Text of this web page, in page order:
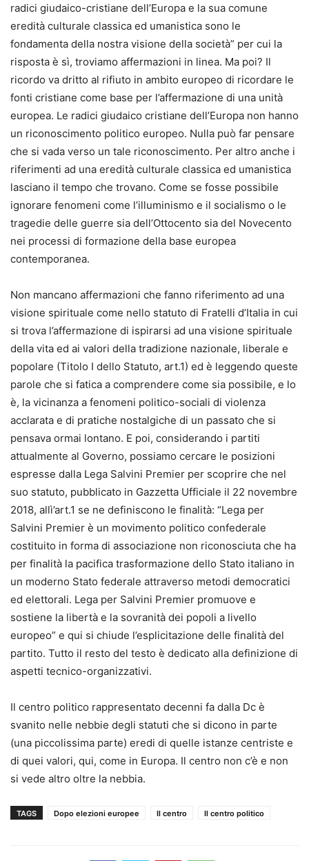
radici giudaico-cristiane dell’Europa e la sua comune
eredità culturale classica ed umanistica sono le
fondamenta della nostra visione della società” per cui la
risposta è sì, troviamo affermazioni in linea. Ma poi? Il
ricordo va dritto al rifiuto in ambito europeo di ricordare le
fonti cristiane come base per l’affermazione di una unità
europea. Le radici giudaico cristiane dell’Europa non hanno
un riconoscimento politico europeo. Nulla può far pensare
che si vada verso un tale riconoscimento. Per altro anche i
riferimenti ad una eredità culturale classica ed umanistica
lasciano il tempo che trovano. Come se fosse possibile
ignorare fenomeni come l’illuminismo e il socialismo o le
tragedie delle guerre sia dell’Ottocento sia del Novecento
nei processi di formazione della base europea
contemporanea.
Non mancano affermazioni che fanno riferimento ad una
visione spirituale come nello statuto di Fratelli d’Italia in cui
si trova l’affermazione di ispirarsi ad una visione spirituale
della vita ed ai valori della tradizione nazionale, liberale e
popolare (Titolo I dello Statuto, art.1) ed è leggendo queste
parole che si fatica a comprendere come sia possibile, e lo
è, la vicinanza a fenomeni politico-sociali di violenza
acclarata e di pratiche nostalgiche di un passato che si
pensava ormai lontano. E poi, considerando i partiti
attualmente al Governo, possiamo cercare le posizioni
espresse dalla Lega Salvini Premier per scoprire che nel
suo statuto, pubblicato in Gazzetta Ufficiale il 22 novembre
2018, allì’art.1 se ne definiscono le finalità: “Lega per
Salvini Premier è un movimento politico confederale
costituito in forma di associazione non riconosciuta che ha
per finalità la pacifica trasformazione dello Stato italiano in
un moderno Stato federale attraverso metodi democratici
ed elettorali. Lega per Salvini Premier promuove e
sostiene la libertà e la sovranità dei popoli a livello
europeo” e qui si chiude l’esplicitazione delle finalità del
partito. Tutto il resto del testo è dedicato alla definizione di
aspetti tecnico-organizzativi.
Il centro politico rappresentato decenni fa dalla Dc è
svanito nelle nebbie degli statuti che si dicono in parte
(una piccolissima parte) eredi di quelle istanze centriste e
di quei valori, qui, come in Europa. Il centro non c’è e non
si vede altro oltre la nebbia.
TAGS Dopo elezioni europee Il centro Il centro politico